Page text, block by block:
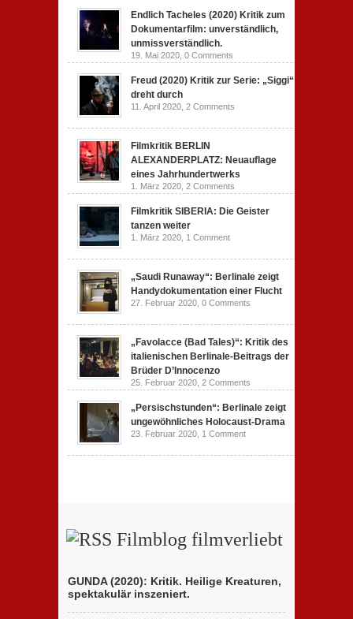
Endlich Tacheles (2020) Kritik zum
Dokumentarfilm: unverständlich,
unmissverständlich.
19. Mai 2020, 0 Comments
Freud (2020) Kritik zur Serie: „Siggi“
dreht durch
11. April 2020, 2 Comments
Filmkritik BERLIN
ALEXANDERPLATZ: Neuauflage
eines Jahrhundertwerks
1. März 2020, 2 Comments
Filmkritik SIBERIA: Die Geister
tanzen weiter
1. März 2020, 1 Comment
„Saudi Runaway“: Berlinale zeigt
Handydokumentation einer Flucht
27. Februar 2020, 0 Comments
„Favolacce (Bad Tales)“: Kritik des
italienischen Berlinale-Beitrags der
Brüder D’Innocenzo
25. Februar 2020, 2 Comments
„Persischstunden“: Berlinale zeigt
ungewöhnliches Holocaust-Drama
23. Februar 2020, 1 Comment
Filmblog filmverliebt
GUNDA (2020): Kritik. Heilige Kreaturen,
spektakulär inszeniert.